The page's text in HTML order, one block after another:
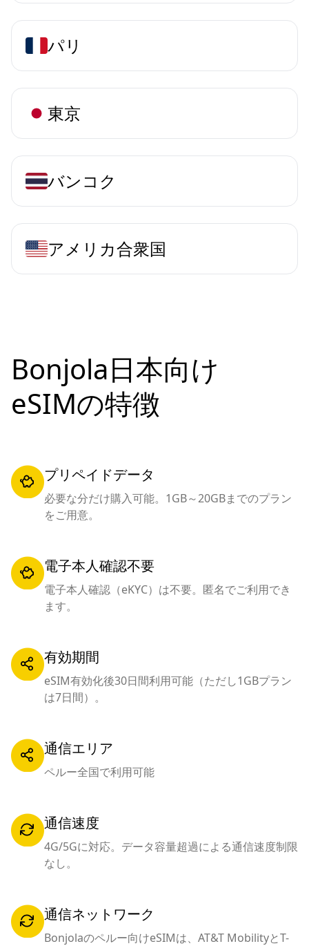
パリ
東京
バンコク
アメリカ合衆国
Bonjola日本向け
eSIMの特徴
プリペイドデータ
必要な分だけ購入可能。1GB～20GBまでのプラン
をご用意。
電子本人確認不要
電子本人確認（eKYC）は不要。匿名でご利用でき
ます。
有効期間
eSIM有効化後30日間利用可能（ただし1GBプラン
は7日間）。
通信エリア
ペルー全国で利用可能
通信速度
4G/5Gに対応。データ容量超過による通信速度制限
なし。
通信ネットワーク
Bonjolaのペルー向けeSIMは、AT&T MobilityとT-